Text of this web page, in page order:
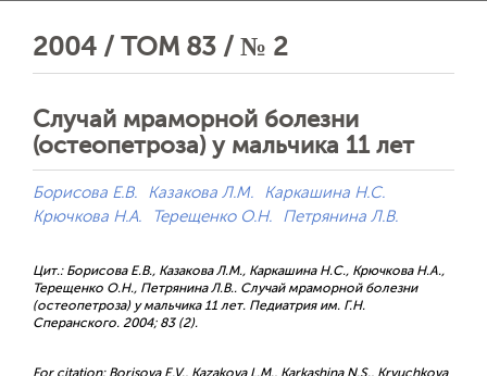
2004 / ТОМ 83 / № 2
Случай мраморной болезни
(остеопетроза) у мальчика 11 лет
Борисова Е.В. Казакова Л.М.
Каркашина Н.С.
Крючкова Н.А.
Терещенко О.Н. Петрянина Л.В.
Цит.: Борисова Е.В., Казакова Л.М., Каркашина Н.С., Крючкова Н.А.,
Терещенко О.Н., Петрянина Л.В.. Случай мраморной болезни
(остеопетроза) у мальчика 11 лет. Педиатрия им. Г.Н.
Сперанского. 2004; 83 (2).
For citation: Borisova E.V., Kazakova L.M., Karkashina N.S., Kryuchkova